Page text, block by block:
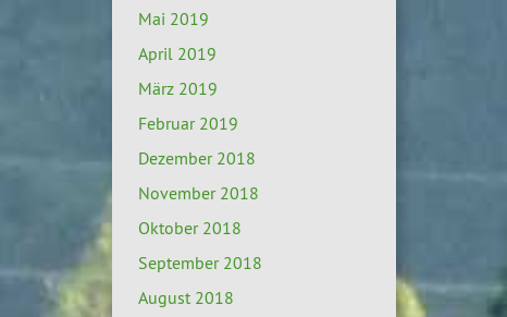
Mai 2019
April 2019
März 2019
Februar 2019
Dezember 2018
November 2018
Oktober 2018
September 2018
August 2018